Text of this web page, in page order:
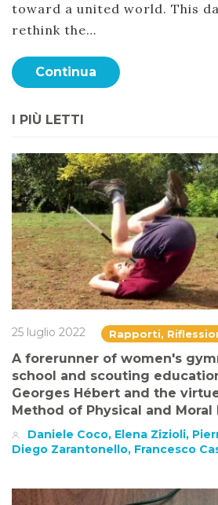
toward a united world. This
rethink the…
Continua
I PIÙ LETTI
25 luglio 2022 Rapporti,
A forerunner of women's
school and scouting
Georges Hébert and the
Method of Physical and Moral
Daniele Coco, Elena Zizioli,
Diego Zarantonello, Francesco